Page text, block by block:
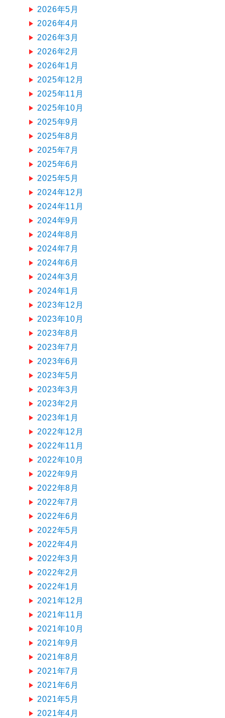
2026年5月
2026年4月
2026年3月
2026年2月
2026年1月
2025年12月
2025年11月
2025年10月
2025年9月
2025年8月
2025年7月
2025年6月
2025年5月
2024年12月
2024年11月
2024年9月
2024年8月
2024年7月
2024年6月
2024年3月
2024年1月
2023年12月
2023年10月
2023年8月
2023年7月
2023年6月
2023年5月
2023年3月
2023年2月
2023年1月
2022年12月
2022年11月
2022年10月
2022年9月
2022年8月
2022年7月
2022年6月
2022年5月
2022年4月
2022年3月
2022年2月
2022年1月
2021年12月
2021年11月
2021年10月
2021年9月
2021年8月
2021年7月
2021年6月
2021年5月
2021年4月